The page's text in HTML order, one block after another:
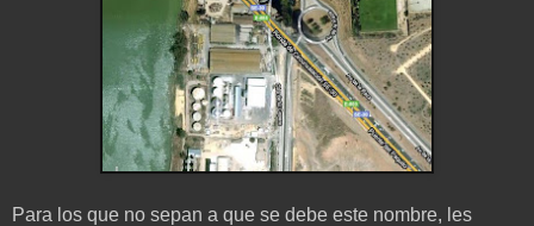
Para los que no sepan a que se debe este nombre, les